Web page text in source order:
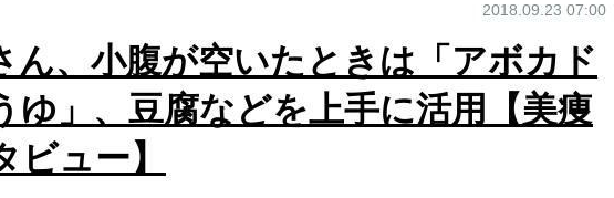
2018.09.23 07:00
ん、小腹が空いたときは「アボカド
ゆ」、豆腐などを上手に活用【美痩
ビュー】